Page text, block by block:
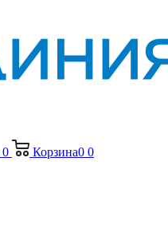
0 Корзина0 0